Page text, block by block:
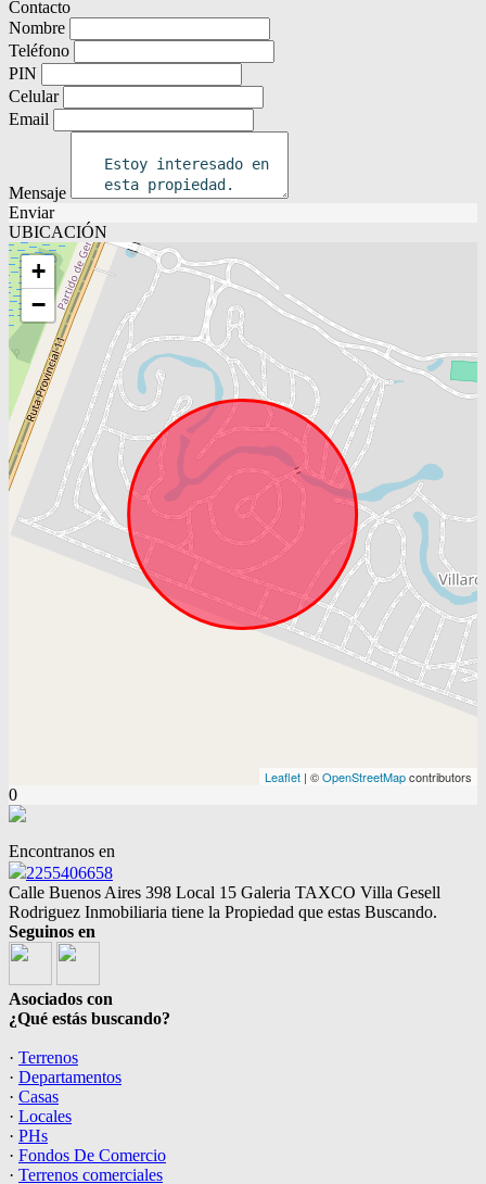
Contacto
Nombre
Teléfono
PIN
Celular
Email
Mensaje
Enviar
UBICACIÓN
+
−
Leaflet | ©OpenStreetMapcontributors
0
Encontranos en
2255406658
Calle Buenos Aires 398 Local 15 Galeria TAXCO Villa Gesell
Rodriguez Inmobiliaria tiene la Propiedad que estas Buscando.
Seguinos en
Asociados con
¿Qué estás buscando?
· Terrenos
· Departamentos
· Casas
· Locales
· PHs
· Fondos De Comercio
· Terrenos comerciales